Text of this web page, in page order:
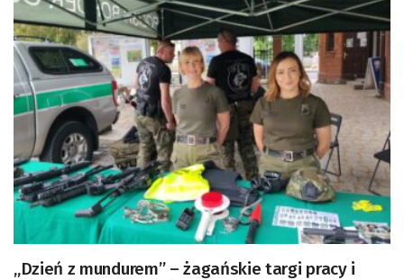
„Dzień z mundurem” – żagańskie targi pracy i